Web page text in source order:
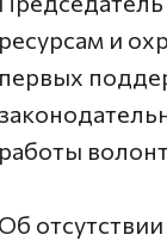
ресурсам и
первых
работы
Об